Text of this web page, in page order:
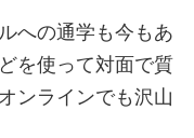
への通学も今もあ
を使って対面で質
ンラインでも沢山